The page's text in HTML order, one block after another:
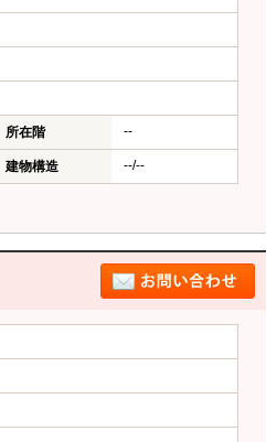
所在階 --
建物構造 --/--